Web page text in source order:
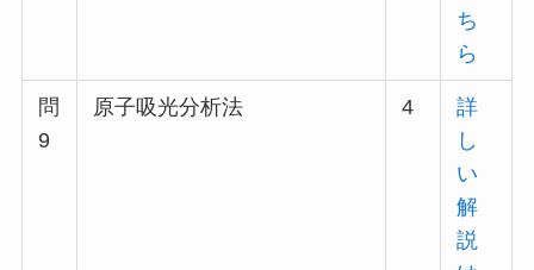
ち
ら
問
9
原子吸光分析法 4
詳
し
い
解
説